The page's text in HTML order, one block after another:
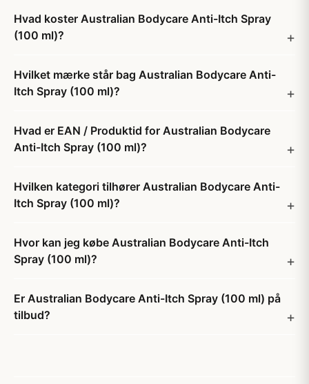
Hvad koster Australian Bodycare Anti-Itch Spray
(100 ml)?
Hvilket mærke står bag Australian Bodycare Anti-
Itch Spray (100 ml)?
Hvad er EAN / Produktid for Australian Bodycare
Anti-Itch Spray (100 ml)?
Hvilken kategori tilhører Australian Bodycare Anti-
Itch Spray (100 ml)?
Hvor kan jeg købe Australian Bodycare Anti-Itch
Spray (100 ml)?
Er Australian Bodycare Anti-Itch Spray (100 ml) på
tilbud?